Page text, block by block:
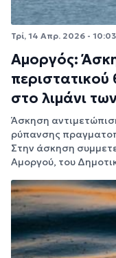
Τρί, 14 Απρ. 2026 - 10:03
Αμοργός:
στο λιμάνι
Άσκηση
ρύπανσης
Στην άσκηση
Αμοργού, του